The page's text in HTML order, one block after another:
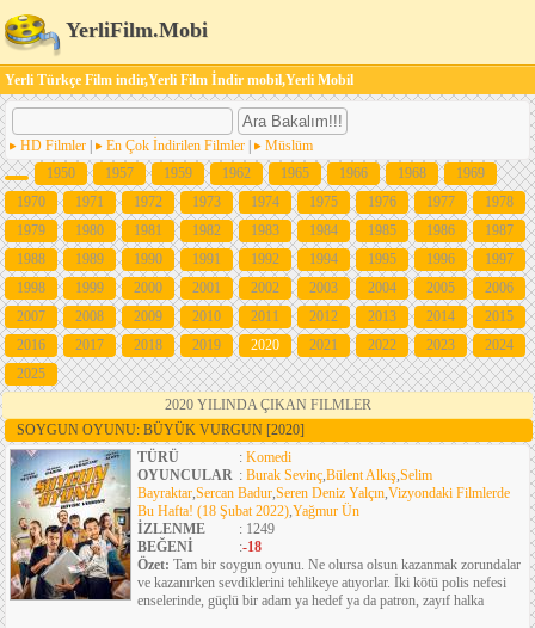
YerliFilm.Mobi
Yerli Türkçe Film indir,Yerli Film İndir mobil,Yerli Mobil
HD Filmler En Çok İndirilen Filmler
Müslüm
1950
1957 1959 1962 1965 1966 1968
1969
1970
1971 1972 1973 1974 1975 1976 1977
1978
1979
1980 1981 1982 1983 1984 1985 1986
1987
1988
1989 1990 1991 1992 1994 1995 1996
1997
1998
1999 2000 2001 2002 2003 2004 2005
2006
2007
2008 2009 2010 2011 2012 2013 2014
2015
2016
2017 2018 2019 2020 2021 2022 2023
2024
2025
2020 YILINDA ÇIKAN FILMLER
SOYGUN OYUNU: BÜYÜK VURGUN [2020]
TÜRÜ
: Komedi
OYUNCULAR : Burak Sevinç,Bülent Alkış,Selim
Bayraktar,Sercan Badur,Seren Deniz Yalçın,Vizyondaki Filmlerde
Bu Hafta! (18 Şubat 2022),Yağmur Ün
İZLENME
: 1249
BEĞENİ
:-18
Özet: Tam bir soygun oyunu. Ne olursa olsun kazanmak zorundalar
ve kazanırken sevdiklerini tehlikeye atıyorlar. İki kötü polis nefesi
enselerinde, güçlü bir adam ya hedef ya da patron, zayıf halka